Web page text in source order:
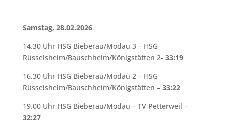
Samstag, 28.02.2026
14.30 Uhr HSG Bieberau/Modau 3 – HSG
Rüsselsheim/Bauschheim/Königstätten 2- 33:19
16.30 Uhr HSG Bieberau/Modau 2 – HSG
Rüsselsheim/Bauschheim/Königstätten – 33:22
19.00 Uhr HSG Bieberau/Modau – TV Petterweil –
32:27